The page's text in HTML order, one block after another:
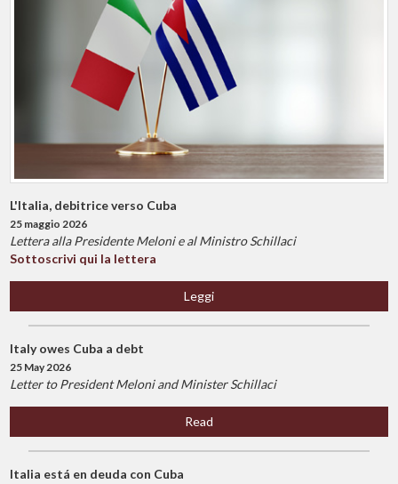
L'Italia, debitrice verso Cuba
25 maggio 2026
Lettera alla Presidente Meloni e al Ministro Schillaci
Sottoscrivi qui la lettera
Leggi
Italy owes Cuba a debt
25 May 2026
Letter to President Meloni and Minister Schillaci
Read
Italia está en deuda con Cuba